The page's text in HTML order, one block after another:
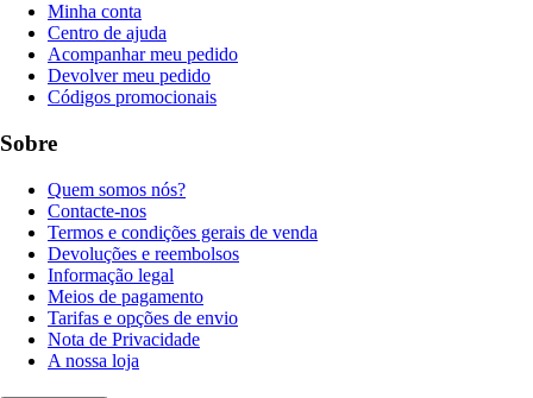
Minha conta
Centro de ajuda
Acompanhar meu pedido
Devolver meu pedido
Códigos promocionais
Sobre
Quem somos nós?
Contacte-nos
Termos e condições gerais de venda
Devoluções e reembolsos
Informação legal
Meios de pagamento
Tarifas e opções de envio
Nota de Privacidade
A nossa loja